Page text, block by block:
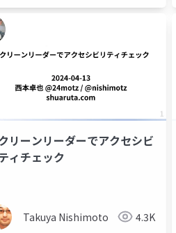
リーンリーダーでアクセシビ
ィチェック
Takuya Nishimoto 4.3K